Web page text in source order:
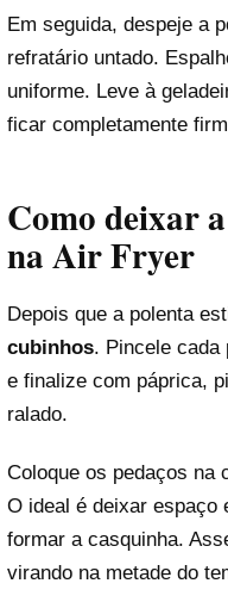
Em seguida, despeje a
refratário untado.
uniforme. Leve à
ficar completamente
Como deixar
na Air Fryer
Depois que a polenta
cubinhos. Pincele cada
e finalize com páprica,
ralado.
Coloque os pedaços na
O ideal é deixar espaço
formar a casquinha.
virando na metade do